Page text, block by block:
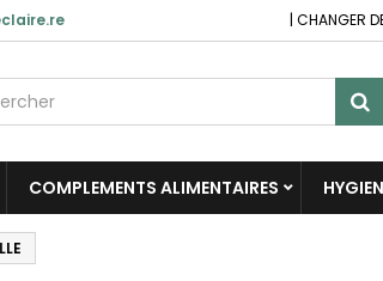
| CHANGER
COMPLEMENTS ALIMENTAIRES